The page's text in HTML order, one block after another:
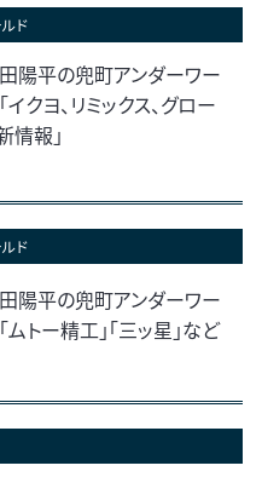
ド
陽平の兜町アンダーワー
「イクヨ、リミックス、グロー
情報」
ド
陽平の兜町アンダーワー
「ムトー精工」「三ッ星」など